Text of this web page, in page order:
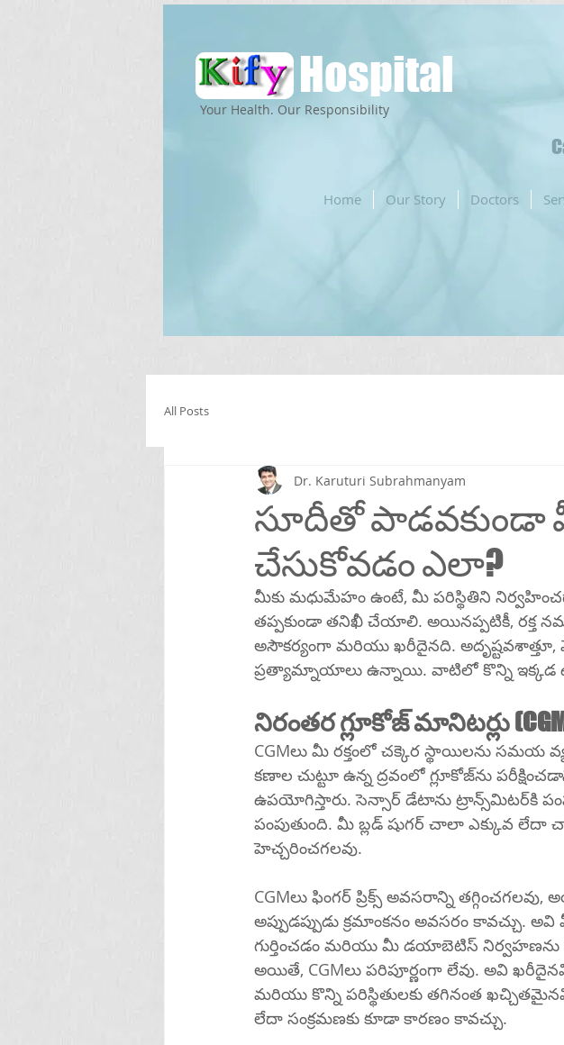
Hospital
Home Our Story Doctors
Your Health. Our Responsibility
All Posts
సూదీతో పాడవకుండా
చేసుకోవడం ఎలా?
Dr. Karuturi Subrahmanyam
మీకు మధుమేహం ఉంటే, మీ పరిస్థితిని
తప్పకుండా తనిఖీ చేయాలి. అయినప్పటికీ, రక్త
అసౌకర్యంగా మరియు ఖరీదైనది. అదృష్టవశాత్తూ,
ప్రత్యామ్నాయాలు ఉన్నాయి. వాటిలో కొన్ని
నిరంతర గ్లూకోజ్ మానిటర్లు
CGMలు మీ రక్తంలో చక్కెర స్థాయిలను
కణాల చుట్టూ ఉన్న ద్రవంలో గ్లూకోజ్‌ను పరీక్షించడానికి మీ చర్మం కింద చొప్పించిన చిన్న సెన్సార్‌ను
ఉపయోగిస్తారు. సెన్సార్ డేటాను ట్రాన్స్‌మిటర్‌కి పంపుతుంది, అది దానిని రిసీవర్ లేదా స్మార్ట్‌ఫోన్ యాప్‌కి
పంపుతుంది. మీ బ్లడ్ షుగర్ చాలా ఎక్కువ లేదా
హెచ్చరించగలవు.
CGMలు ఫింగర్ ప్రిక్స్ అవసరాన్ని
అప్పుడప్పుడు క్రమాంకనం అవసరం కావచ్చు. అవి మీ బ్లడ్ షుగర్
గుర్తించడం మరియు మీ డయాబెటిస్
అయితే, CGMలు పరిపూర్ణంగా లేవు. అవి
మరియు కొన్ని పరిస్థితులకు తగినంత
లేదా సంక్రమణకు కూడా కారణం కావచ్చు.